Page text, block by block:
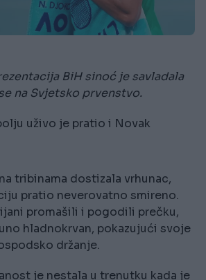
BiH sinoć je savladala
na Svjetsko prvenstvo.
uživo je pratio i Novak
tribinama dostizala vrhunac,
pratio neverovatno smireno.
promašili i pogodili prečku,
hladnokrvan, pokazujući svoje
držanje.
je nestala u trenutku kada je